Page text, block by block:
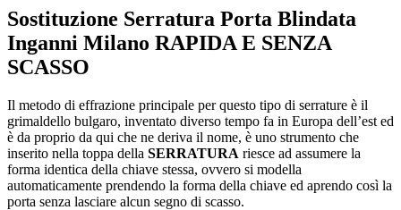
Sostituzione Serratura Porta Blindata
Inganni Milano RAPIDA E SENZA
SCASSO
Il metodo di effrazione principale per questo tipo di serrature è il
grimaldello bulgaro, inventato diverso tempo fa in Europa dell’est ed
è da proprio da qui che ne deriva il nome, è uno strumento che
inserito nella toppa della SERRATURA riesce ad assumere la
forma identica della chiave stessa, ovvero si modella
automaticamente prendendo la forma della chiave ed aprendo così la
porta senza lasciare alcun segno di scasso.